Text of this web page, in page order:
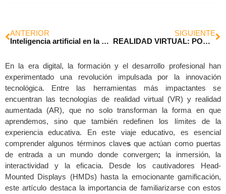
ANTERIOR
Inteligencia artificial en la capacitación.
SIGUIENTE
REALIDAD VIRTUAL: PODEROSA ALIADA EN EL VIAJE DEL CONOCIMIENTO
En la era digital, la formación y el desarrollo profesional han
experimentado una revolución impulsada por la innovación
tecnológica. Entre las herramientas más impactantes se
encuentran las tecnologías de realidad virtual (VR) y realidad
aumentada (AR), que no solo transforman la forma en que
aprendemos, sino que también redefinen los límites de la
experiencia educativa. En este viaje educativo, es esencial
comprender algunos términos claves que actúan como puertas
de entrada a un mundo donde convergen; la inmersión, la
interactividad y la eficacia. Desde los cautivadores Head-
Mounted Displays (HMDs) hasta la emocionante gamificación,
este artículo destaca la importancia de familiarizarse con estos